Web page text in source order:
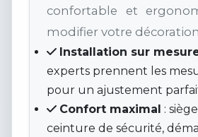
confortable et
modifier votre
Installation sur
experts prennent les
pour un ajustement
Confort maximal :
ceinture de sécurité,